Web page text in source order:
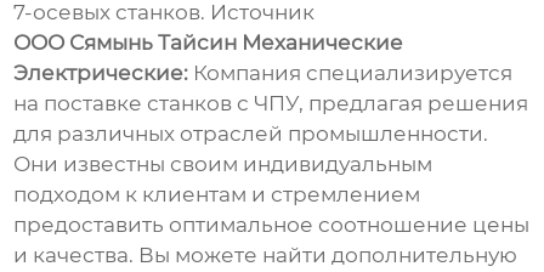
7-осевых станков. Источник
ООО Сямынь Тайсин Механические
Электрические: Компания специализируется
на поставке станков с ЧПУ, предлагая решения
для различных отраслей промышленности.
Они известны своим индивидуальным
подходом к клиентам и стремлением
предоставить оптимальное соотношение цены
и качества. Вы можете найти дополнительную